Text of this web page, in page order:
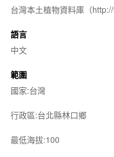
台灣本土植物資料庫（
語言
中文
範圍
國家:台灣
行政區:台北縣林口鄉
最低海拔:100